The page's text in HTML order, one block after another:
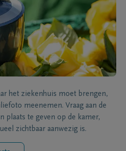
het ziekenhuis moet brengen,
meenemen. Vraag aan de
plaats te geven op de kamer,
zichtbaar aanwezig is.